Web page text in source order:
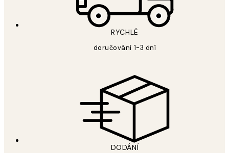
RYCHLÉ
doručování 1-3 dní
DODÁNÍ